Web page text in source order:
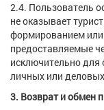
2.4. Пользователь
не оказывает
формированием или
предоставляемые
исключительно для
личных или
3. Возврат и обмен